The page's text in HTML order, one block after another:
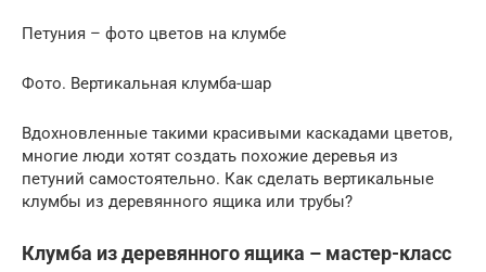
Петуния – фото цветов на клумбе
Фото. Вертикальная клумба-шар
Вдохновленные такими красивыми каскадами цветов,
многие люди хотят создать похожие деревья из
петуний самостоятельно. Как сделать вертикальные
клумбы из деревянного ящика или трубы?
Клумба из деревянного ящика – мастер-класс